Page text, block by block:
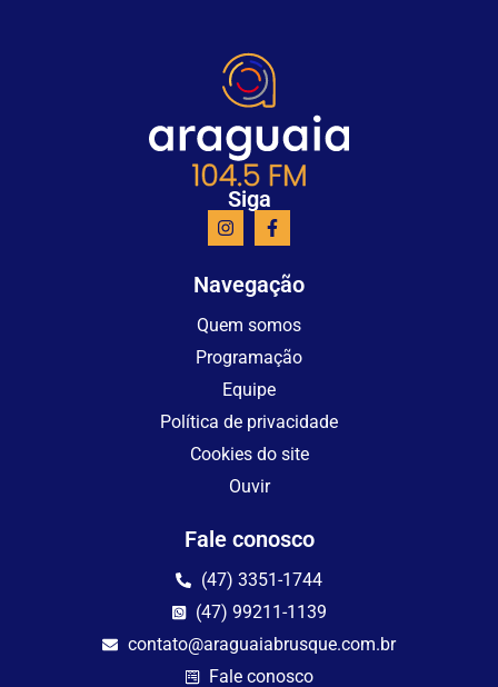
Siga
Navegação
Quem somos
Programação
Equipe
Política de privacidade
Cookies do site
Ouvir
Fale conosco
(47) 3351-1744
(47) 99211-1139
contato@araguaiabrusque.com.br
Fale conosco